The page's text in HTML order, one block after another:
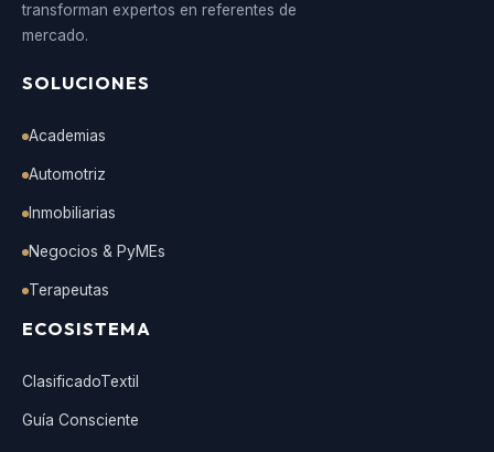
transforman expertos en referentes de
mercado.
SOLUCIONES
Academias
Automotriz
Inmobiliarias
Negocios & PyMEs
Terapeutas
ECOSISTEMA
ClasificadoTextil
Guía Consciente